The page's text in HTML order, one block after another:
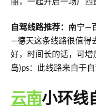
自驾线路推荐： 南宁—
—德天这条线路很值得
好，时间长的话，可增
岛)ps：此线路来自于
云南小环线